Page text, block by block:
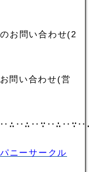
お問い合わせ(2
問い合わせ(営
ニーサークル